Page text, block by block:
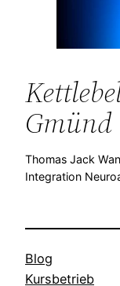
Gmünd
Thomas Jack
Integration
Blog
Kursbetrieb